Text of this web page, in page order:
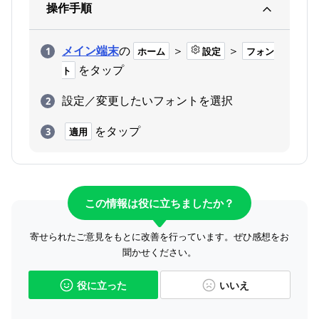
操作手順
メイン端末の ホーム ＞ 設定 ＞
フォン
ト
をタップ
設定／変更したいフォントを選択
適用 をタップ
この情報は役に立ちましたか？
寄せられたご意見をもとに改善を行っています。ぜひ感想をお
聞かせください。
役に立った いいえ